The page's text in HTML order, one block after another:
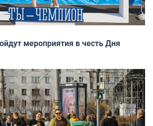
мероприятия в честь Дня